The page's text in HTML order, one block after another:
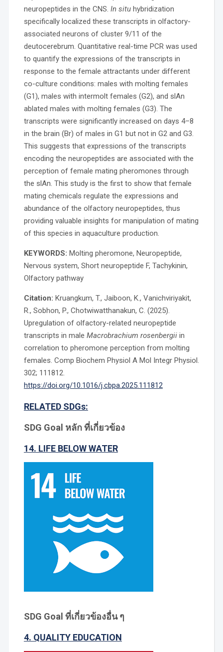
neuropeptides in the CNS. In situhybridization
specifically localized these transcripts in olfactory-
associated neurons of cluster 9/11 of the
deutocerebrum. Quantitative real-time PCR was used
to quantify the expressions of the transcripts in
response to the female attractants under different
co-culture conditions: males with molting females
(G1), males with intermolt females (G2), and slAn
ablated males with molting females (G3). The
transcripts were significantly increased on days 4–8
in the brain (Br) of males in G1 but not in G2 and G3.
This suggests that expressions of the transcripts
encoding the neuropeptides are associated with the
perception of female mating pheromones through
the slAn. This study is the first to show that female
mating chemicals regulate the expressions and
abundance of the olfactory neuropeptides, thus
providing valuable insights for manipulation of mating
of this species in aquaculture production.
KEYWORDS: Molting pheromone, Neuropeptide,
Nervous system, Short neuropeptide F, Tachykinin,
Olfactory pathway
Citation: Kruangkum, T., Jaiboon, K., Vanichviriyakit,
R., Sobhon, P., Chotwiwatthanakun, C. (2025).
Upregulation of olfactory-related neuropeptide
transcripts in male Macrobrachium rosenbergiiin
correlation to pheromone perception from molting
females. Comp Biochem Physiol A Mol Integr Physiol.
302; 111812.
https://doi.org/10.1016/j.cbpa.2025.111812
RELATED SDGs:
SDG Goal หลัก ที่เกี่ยวข้อง
14. LIFE BELOW WATER
SDG Goal ที่เกี่ยวข้องอื่น ๆ
4. QUALITY EDUCATION